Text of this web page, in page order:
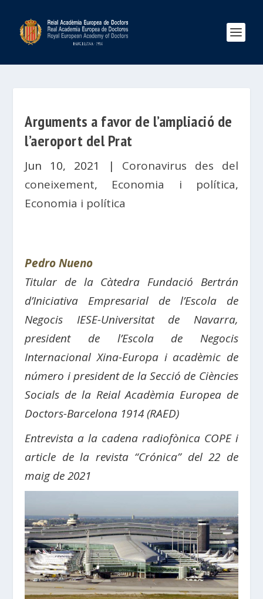
Arguments a favor de l’ampliació de
l’aeroport del Prat
Jun 10, 2021 | Coronavirus des del
coneixement, Economia i política,
Economia i política
Pedro Nueno
Titular de la Càtedra Fundació Bertrán
d’Iniciativa Empresarial de l’Escola de
Negocis IESE-Universitat de Navarra,
president de l’Escola de Negocis
Internacional Xina-Europa i acadèmic de
número i president de la Secció de Ciències
Socials de la Reial Acadèmia Europea de
Doctors-Barcelona 1914 (RAED)
Entrevista a la cadena radiofònica COPE i
article de la revista “Crónica” del 22 de
maig de 2021